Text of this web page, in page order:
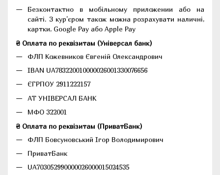
Безконтактно в мобільному приложении або на
сайті. З кур'єром також можна розрахувати наличні,
картки, Google Pay або Apple Pay
₴ Оплата по реквізитам (Універсал банк)
ФЛП Кожевников Євгеній Олександрович
IBAN UA783220010000026001330076656
ЄГРПОУ 2911222157
АТ УНІВЕРСАЛ БАНК
МФО 322001
₴ Оплата по реквізитам (ПриватБанк)
ФЛП Бовсуновський Ігор Володимирович
ПриватБанк
UA703052990000026000015024535